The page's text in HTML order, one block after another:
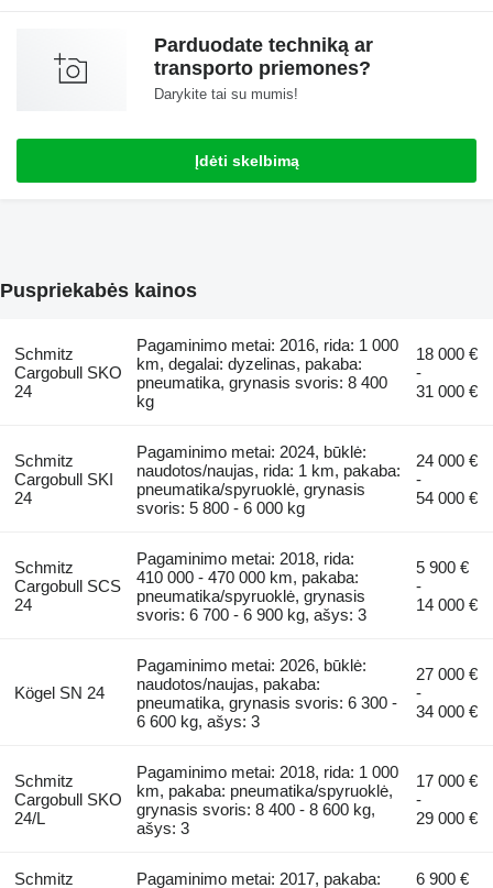
Parduodate techniką ar
transporto priemones?
Darykite tai su mumis!
Įdėti skelbimą
Puspriekabės kainos
Schmitz
Cargobull SKO
24
Pagaminimo metai: 2016, rida: 1 000
km, degalai: dyzelinas, pakaba:
pneumatika, grynasis svoris: 8 400
kg
18 000 €
-
31 000 €
Schmitz
Cargobull SKI
24
Pagaminimo metai: 2024, būklė:
naudotos/naujas, rida: 1 km, pakaba:
pneumatika/spyruoklė, grynasis
svoris: 5 800 - 6 000 kg
24 000 €
-
54 000 €
Schmitz
Cargobull SCS
24
Pagaminimo metai: 2018, rida:
410 000 - 470 000 km, pakaba:
pneumatika/spyruoklė, grynasis
svoris: 6 700 - 6 900 kg, ašys: 3
5 900 €
-
14 000 €
Kögel SN 24
Pagaminimo metai: 2026, būklė:
naudotos/naujas, pakaba:
pneumatika, grynasis svoris: 6 300 -
6 600 kg, ašys: 3
27 000 €
-
34 000 €
Schmitz
Cargobull SKO
24/L
Pagaminimo metai: 2018, rida: 1 000
km, pakaba: pneumatika/spyruoklė,
grynasis svoris: 8 400 - 8 600 kg,
ašys: 3
17 000 €
-
29 000 €
Schmitz Pagaminimo metai: 2017, pakaba: 6 900 €